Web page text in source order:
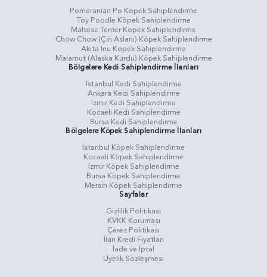
Pomeranian Po Köpek Sahiplendirme
Toy Poodle Köpek Sahiplendirme
Maltese Terrier Köpek Sahiplendirme
Chow Chow (Çin Aslanı) Köpek Sahiplendirme
Akita Inu Köpek Sahiplendirme
Malamut (Alaska Kurdu) Köpek Sahiplendirme
Bölgelere Kedi Sahiplendirme İlanları
İstanbul Kedi Sahiplendirme
Ankara Kedi Sahiplendirme
İzmir Kedi Sahiplendirme
Kocaeli Kedi Sahiplendirme
Bursa Kedi Sahiplendirme
Bölgelere Köpek Sahiplendirme İlanları
İstanbul Köpek Sahiplendirme
Kocaeli Köpek Sahiplendirme
İzmir Köpek Sahiplendirme
Bursa Köpek Sahiplendirme
Mersin Köpek Sahiplendirme
Sayfalar
Gizlilik Politikasi
KVKK Koruması
Çerez Politikası
İlan Kredi Fiyatları
İade ve İptal
Üyelik Sözleşmesi